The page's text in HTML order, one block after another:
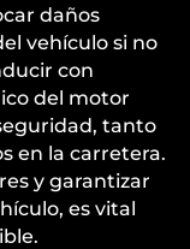
daños
vehículo si no
con
del motor
tanto
en la carretera.
y garantizar
es vital